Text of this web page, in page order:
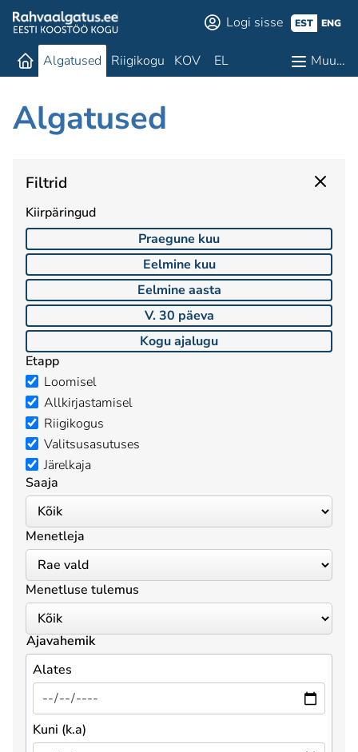
Logi sisse EST ENG
Algatused Riigikogu KOV EL Muu…
Algatused
Filtrid
Kiirpäringud
Praegune kuu
Eelmine kuu
Eelmine aasta
V. 30 päeva
Kogu ajalugu
Etapp
Loomisel
Allkirjastamisel
Riigikogus
Valitsusasutuses
Järelkaja
Saaja
Menetleja
Menetluse tulemus
Ajavahemik
Alates
Kuni (k.a)